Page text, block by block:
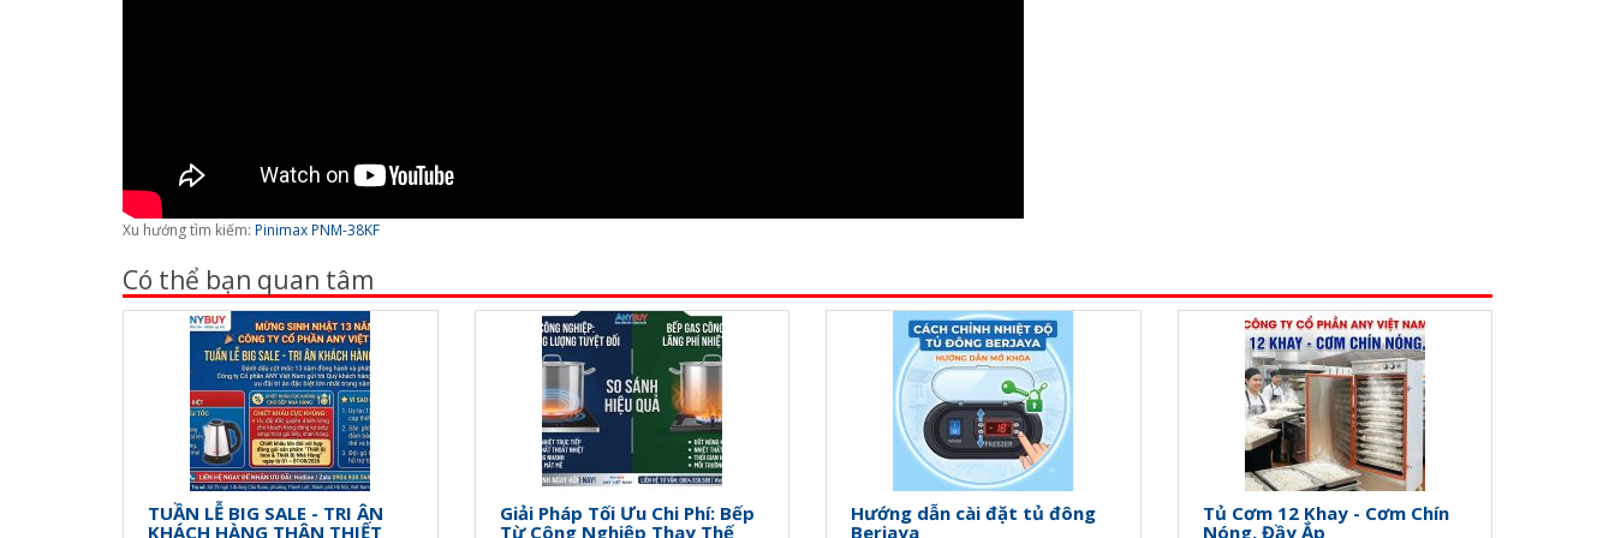
Xu hướng tìm kiếm: Pinimax PNM-38KF
Có thể bạn quan tâm
TUẦN LỄ BIG SALE - TRI ÂN
KHÁCH HÀNG THÂN THIẾT
Giải Pháp Tối Ưu Chi Phí: Bếp
Từ Công Nghiệp Thay Thế
Hướng dẫn cài đặt tủ đông
Berjaya
Tủ Cơm 12 Khay - Cơm Chín
Nóng, Đầy Ắp